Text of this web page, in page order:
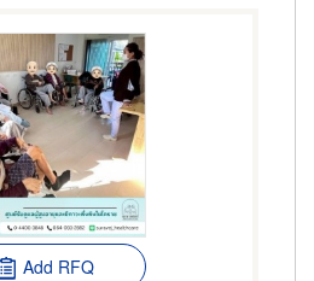
Add RFQ